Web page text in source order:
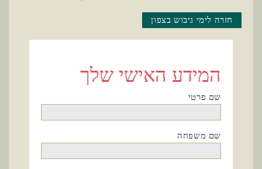
חזרה לימי גיבוש בצפון
המידע האישי שלך
שם פרטי
שם משפחה